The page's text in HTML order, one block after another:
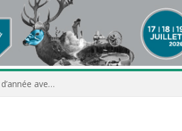
Commerçants, associations… anticipez les fêtes de fin d’année avec Meuz’Info